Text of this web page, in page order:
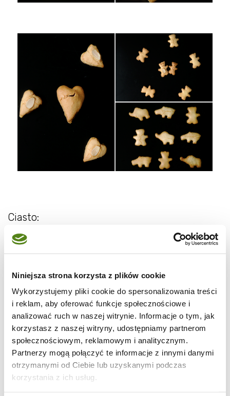
Niniejsza strona korzysta z plików cookie
Wykorzystujemy pliki cookie do spersonalizowania treści
i reklam, aby oferować funkcje społecznościowe i
analizować ruch w naszej witrynie. Informacje o tym, jak
korzystasz z naszej witryny, udostępniamy partnerom
społecznościowym, reklamowym i analitycznym.
Partnerzy mogą połączyć te informacje z innymi danymi
otrzymanymi od Ciebie lub uzyskanymi podczas
korzystania z ich usług.
Ciasto:
1 kostka margaryny
2 żółtka
2 łyżki kwaśnej śmietany
1/2 łyżeczki proszku do pieczenia